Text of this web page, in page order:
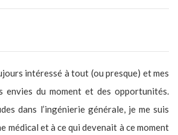
intéressé à tout (ou presque) et mes
envies du moment et des opportunités.
dans l’ingénierie générale, je me suis
médical et à ce qui devenait à ce moment